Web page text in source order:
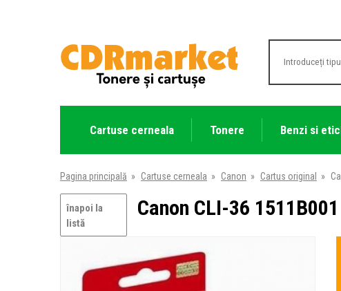
Cartuse cerneala Tonere Benzi si
Pagina principală » Cartuse cerneala » Canon » Cartus original »
înapoi la
listă
Canon CLI-36